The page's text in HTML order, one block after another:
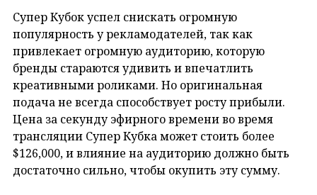
Супер Кубок успел снискать огромную
популярность у рекламодателей, так как
привлекает огромную аудиторию, которую
бренды стараются удивить и впечатлить
креативными роликами. Но оригинальная
подача не всегда способствует росту прибыли.
Цена за секунду эфирного времени во время
трансляции Супер Кубка может стоить более
$126,000, и влияние на аудиторию должно быть
достаточно сильно, чтобы окупить эту сумму.